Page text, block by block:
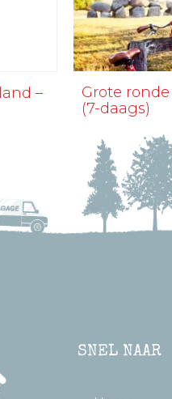
–
Grote
(7-daags)
SNEL NAAR